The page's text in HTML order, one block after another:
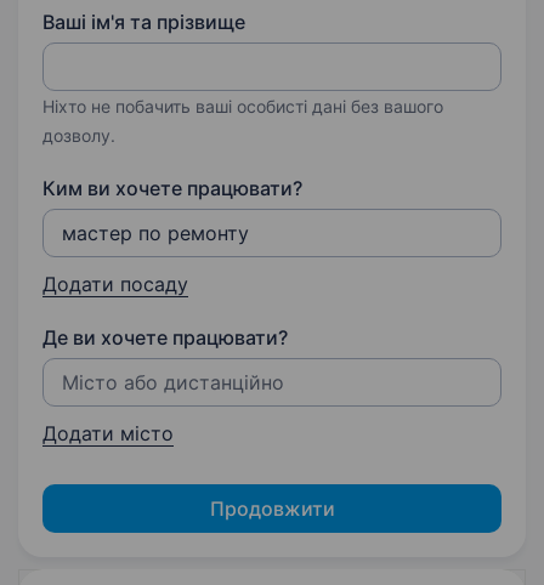
Ваші ім'я та прізвище
Ніхто не побачить ваші особисті дані без вашого
дозволу.
Ким ви хочете працювати?
Додати посаду
Де ви хочете працювати?
Додати місто
Продовжити